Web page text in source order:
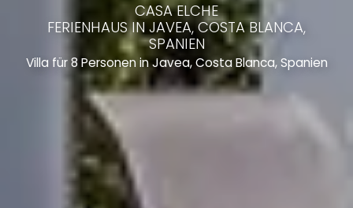
CASA ELCHE
FERIENHAUS IN JAVEA, COSTA BLANCA,
SPANIEN
Villa für 8 Personen in Javea, Costa Blanca, Spanien